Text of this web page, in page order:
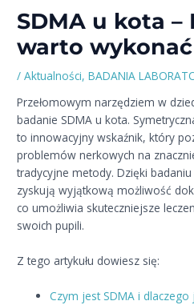
SDMA u kota –
warto
/Aktualności,BADANIA
Przełomowym narzędziem w
badanie SDMA u kota.
to innowacyjny wskaźnik, który
problemów nerkowych na
tradycyjne metody. Dzięki badaniu
zyskują wyjątkową możliwość
co umożliwia skuteczniejsze
swoich pupili.
Z tego artykułu dowiesz się:
Czym jest SDMA i